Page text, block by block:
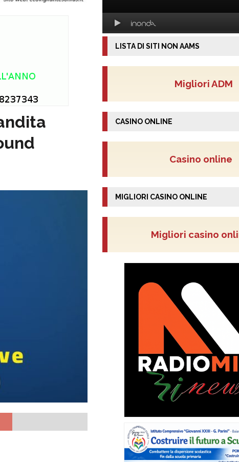
LISTA DI SITI NON AAMS
Migliori ADM
CASINO ONLINE
Casino online
MIGLIORI CASINO ONLINE
Migliori casino